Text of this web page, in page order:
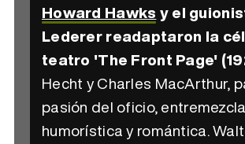
Howard Hawks y el
Lederer readaptaron la
teatro 'The Front Page'
Hecht y Charles MacArthur,
pasión del oficio,
humorística y romántica.